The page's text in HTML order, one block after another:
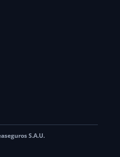
S.A.U.